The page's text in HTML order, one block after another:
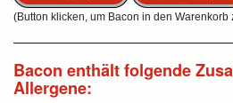
(Button klicken, um Bacon in den Warenkorb
Bacon enthält folgende
Allergene: